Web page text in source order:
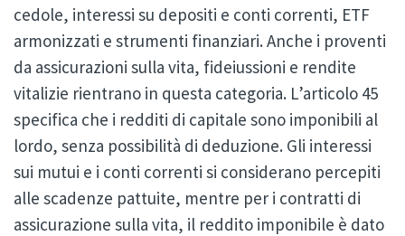
cedole, interessi su depositi e conti correnti, ETF
armonizzati e strumenti finanziari. Anche i proventi
da assicurazioni sulla vita, fideiussioni e rendite
vitalizie rientrano in questa categoria. L’articolo 45
specifica che i redditi di capitale sono imponibili al
lordo, senza possibilità di deduzione. Gli interessi
sui mutui e i conti correnti si considerano percepiti
alle scadenze pattuite, mentre per i contratti di
assicurazione sulla vita, il reddito imponibile è dato